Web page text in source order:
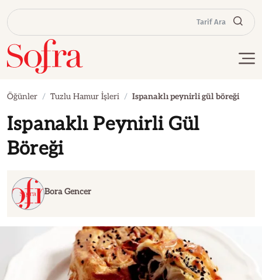
Tarif Ara
Öğünler Tuzlu Hamur İşleri Ispanaklı peynirli gül böreği
Ispanaklı Peynirli Gül
Böreği
Bora Gencer